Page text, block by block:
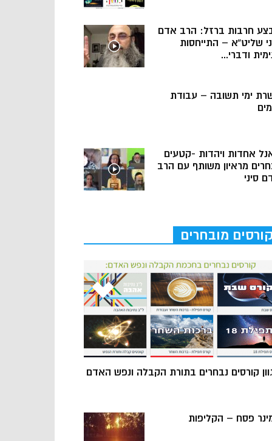
חרבות ברזל: הרב אדם
שליט”א – התייחסות
ודברי...
ימי תשובה – עבודת
אחדות ויהדות -קטעים
מראיון משותף עם הרב
סיני
קורסים מובחרים
קורסים נבחרים בתורת הקבלה ונפש האדם
פסח – הקליפות